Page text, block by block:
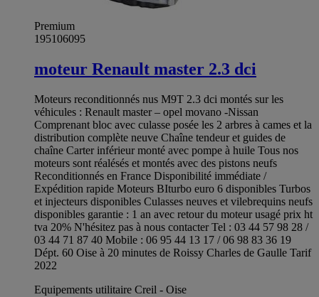
Premium
195106095
moteur Renault master 2.3 dci
Moteurs reconditionnés nus M9T 2.3 dci montés sur les
véhicules : Renault master – opel movano -Nissan
Comprenant bloc avec culasse posée les 2 arbres à cames et la
distribution complète neuve Chaîne tendeur et guides de
chaîne Carter inférieur monté avec pompe à huile Tous nos
moteurs sont réalésés et montés avec des pistons neufs
Reconditionnés en France Disponibilité immédiate /
Expédition rapide Moteurs BIturbo euro 6 disponibles Turbos
et injecteurs disponibles Culasses neuves et vilebrequins neufs
disponibles garantie : 1 an avec retour du moteur usagé prix ht
tva 20% N'hésitez pas à nous contacter Tel : 03 44 57 98 28 /
03 44 71 87 40 Mobile : 06 95 44 13 17 / 06 98 83 36 19
Dépt. 60 Oise à 20 minutes de Roissy Charles de Gaulle Tarif
2022
Equipements utilitaire Creil - Oise